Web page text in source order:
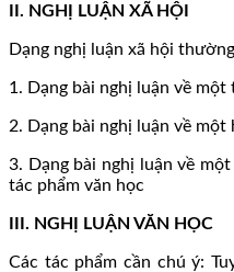
II. NGHỊ LUẬN XÃ HỘI
Dạng nghị luận xã hội
1. Dạng bài nghị luận về
2. Dạng bài nghị luận về
3. Dạng bài nghị luận về
tác phẩm văn học
III. NGHỊ LUẬN VĂN HỌC
Các tác phẩm cần chú ý: